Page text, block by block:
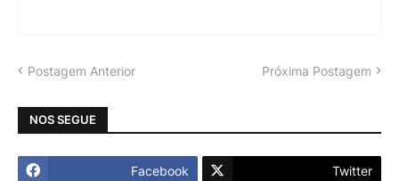
Postagem Anterior Próxima Postagem
NOS SEGUE
Facebook Twitter